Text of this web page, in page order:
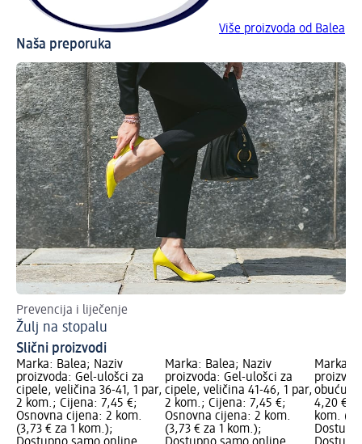
Više proizvoda od Balea
Naša preporuka
Prevencija i liječenje
Žulj na stopalu
Slični proizvodi
Marka: Balea; Naziv
proizvoda: Gel-ulošci za
cipele, veličina 36-41, 1 par,
2 kom.; Cijena: 7,45 €;
Osnovna cijena: 2 kom.
(3,73 € za 1 kom.);
Marka: Balea; Naziv
proizvoda: Gel-ulošci za
cipele, veličina 41-46, 1 par,
2 kom.; Cijena: 7,45 €;
Osnovna cijena: 2 kom.
(3,73 € za 1 kom.);
Marka:
obuću,
4,20 €;
kom.